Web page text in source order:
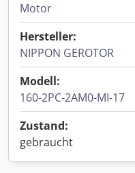
Motor
Hersteller:
NIPPON GEROTOR
Modell:
160-2PC-2AM0-MI-17
Zustand:
gebraucht